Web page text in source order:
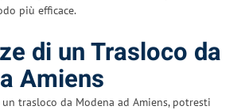
più efficace.
di un Trasloco da
Amiens
trasloco da Modena ad Amiens, potresti